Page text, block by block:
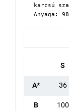
karcsú
Anyaga:
S
A* 36
B 100